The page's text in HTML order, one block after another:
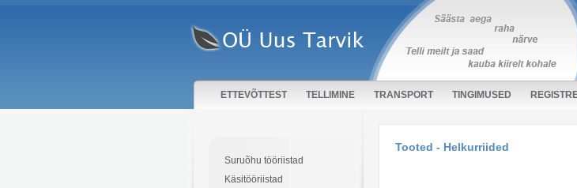
ETTEVÕTTEST TELLIMINE TRANSPORT TINGIMUSED
Suruõhu tööriistad
Käsitööriistad
Tooted - Helkurriided